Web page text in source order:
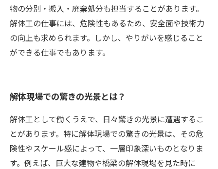
物の分別・搬入・廃棄処分も担当することがあります。
解体工の仕事には、危険性もあるため、安全面や技術力
の向上も求められます。しかし、やりがいを感じること
ができる仕事でもあります。
解体現場での驚きの光景とは？
解体工として働くうえで、日々驚きの光景に遭遇するこ
とがあります。特に解体現場での驚きの光景は、その危
険性やスケール感によって、一層印象深いものとなりま
す。例えば、巨大な建物や橋梁の解体現場を見た時に